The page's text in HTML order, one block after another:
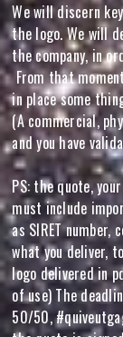
We will discern
the logo. We will
the company, in
From that
in place some
(A commercial,
and you have
PS: the quote,
must include
as SIRET
what you deliver,
logo delivered in
of use) The
50/50,